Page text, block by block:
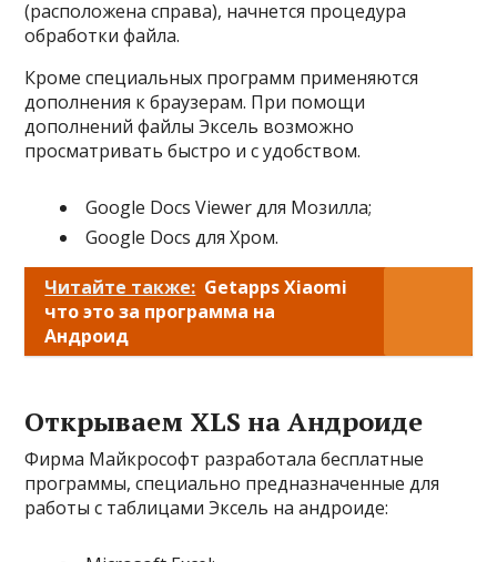
(расположена справа), начнется процедура
обработки файла.
Кроме специальных программ применяются
дополнения к браузерам. При помощи
дополнений файлы Эксель возможно
просматривать быстро и с удобством.
Google Docs Viewer для Мозилла;
Google Docs для Хром.
Читайте также: Getapps Xiaomi
что это за программа на
Андроид
Открываем XLS на Андроиде
Фирма Майкрософт разработала бесплатные
программы, специально предназначенные для
работы с таблицами Эксель на андроиде: